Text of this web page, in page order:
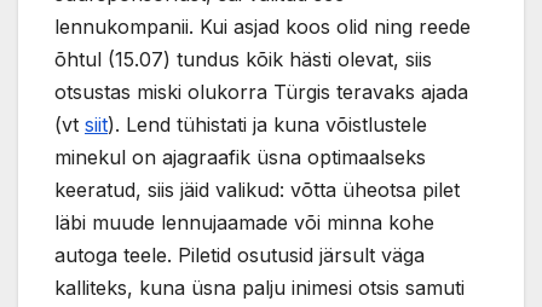
lennukompanii. Kui asjad koos olid ning reede
õhtul (15.07) tundus kõik hästi olevat, siis
otsustas miski olukorra Türgis teravaks ajada
(vt siit). Lend tühistati ja kuna võistlustele
minekul on ajagraafik üsna optimaalseks
keeratud, siis jäid valikud: võtta üheotsa pilet
läbi muude lennujaamade või minna kohe
autoga teele. Piletid osutusid järsult väga
kalliteks, kuna üsna palju inimesi otsis samuti